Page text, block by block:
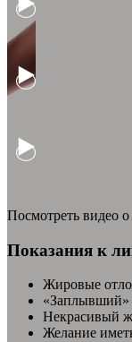
Посмотреть видео
Показания к
Жировые
«Заплывший»
Некрасивый
Желание